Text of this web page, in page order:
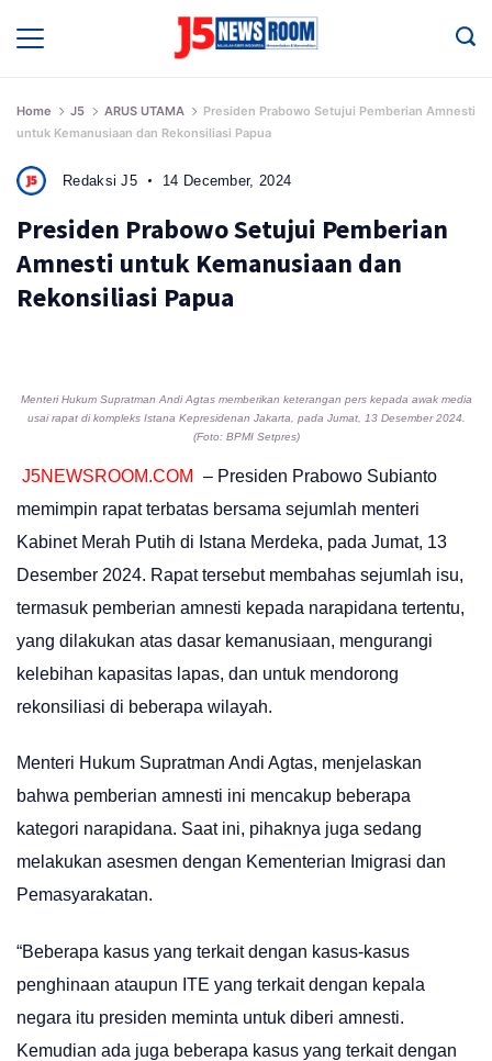
Home J5 ARUS UTAMA
Presiden Prabowo Setujui Pemberian Amnesti
untuk Kemanusiaan dan Rekonsiliasi Papua
Redaksi J5 14 December, 2024
Presiden Prabowo Setujui Pemberian
Amnesti untuk Kemanusiaan dan
Rekonsiliasi Papua
Menteri Hukum Supratman Andi Agtas memberikan keterangan pers kepada awak media
usai rapat di kompleks Istana Kepresidenan Jakarta, pada Jumat, 13 Desember 2024.
(Foto: BPMI Setpres)
J5NEWSROOM.COM
– Presiden Prabowo Subianto
memimpin rapat terbatas bersama sejumlah menteri
Kabinet Merah Putih di Istana Merdeka, pada Jumat, 13
Desember 2024. Rapat tersebut membahas sejumlah isu,
termasuk pemberian amnesti kepada narapidana tertentu,
yang dilakukan atas dasar kemanusiaan, mengurangi
kelebihan kapasitas lapas, dan untuk mendorong
rekonsiliasi di beberapa wilayah.
Menteri Hukum Supratman Andi Agtas, menjelaskan
bahwa pemberian amnesti ini mencakup beberapa
kategori narapidana. Saat ini, pihaknya juga sedang
melakukan asesmen dengan Kementerian Imigrasi dan
Pemasyarakatan.
“Beberapa kasus yang terkait dengan kasus-kasus
penghinaan ataupun ITE yang terkait dengan kepala
negara itu presiden meminta untuk diberi amnesti.
Kemudian ada juga beberapa kasus yang terkait dengan